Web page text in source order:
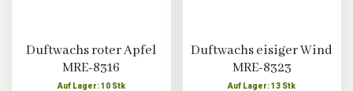
Duftwachs roter Apfel
MRE-8316
Auf Lager: 10 Stk
Duftwachs eisiger Wind
MRE-8323
Auf Lager: 13 Stk